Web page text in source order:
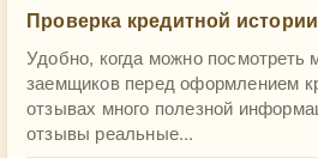
Проверка кредитной
Удобно, когда можно посмотреть
заемщиков перед оформлением
отзывах много полезной
отзывы реальные...